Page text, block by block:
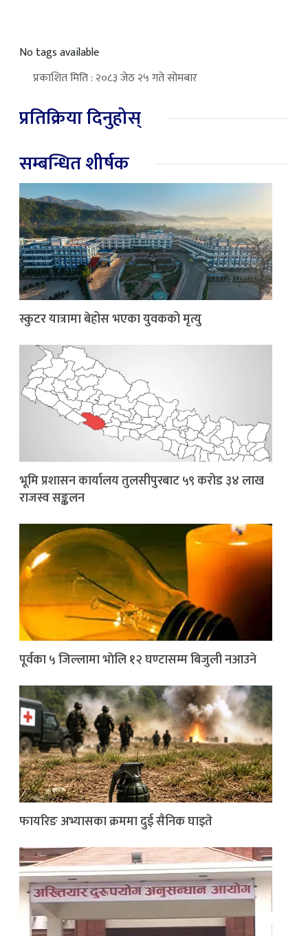
No tags available
प्रकाशित मिति : २०८३ जेठ २५ गते सोमबार
प्रतिक्रिया दिनुहोस्
सम्बन्धित शीर्षक
स्कुटर यात्रामा बेहोस भएका युवकको मृत्यु
भूमि प्रशासन कार्यालय तुलसीपुरबाट ५९ करोड ३४ लाख
राजस्व सङ्कलन
पूर्वका ५ जिल्लामा भाेलि १२ घण्टासम्म बिजुली नआउने
फायरिङ अभ्यासका क्रममा दुई सैनिक घाइते